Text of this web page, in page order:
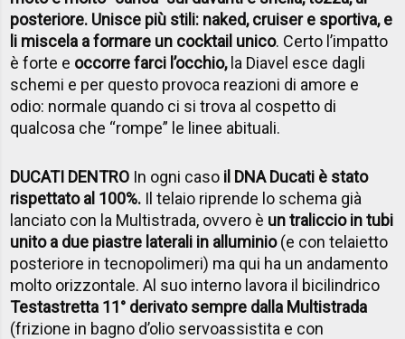
posteriore. Unisce più stili: naked, cruiser e sportiva, e
li miscela a formare un cocktail unico. Certo l’impatto
è forte e occorre farci l’occhio,la Diavel esce dagli
schemi e per questo provoca reazioni di amore e
odio: normale quando ci si trova al cospetto di
qualcosa che “rompe” le linee abituali.
DUCATI DENTRO In ogni caso il DNA Ducati è stato
rispettato al 100%. Il telaio riprende lo schema già
lanciato con la Multistrada, ovvero è un traliccio in tubi
unito a due piastre laterali in alluminio(e con telaietto
posteriore in tecnopolimeri) ma qui ha un andamento
molto orizzontale. Al suo interno lavora il bicilindrico
Testastretta 11° derivato sempre dalla Multistrada
(frizione in bagno d’olio servoassistita e con